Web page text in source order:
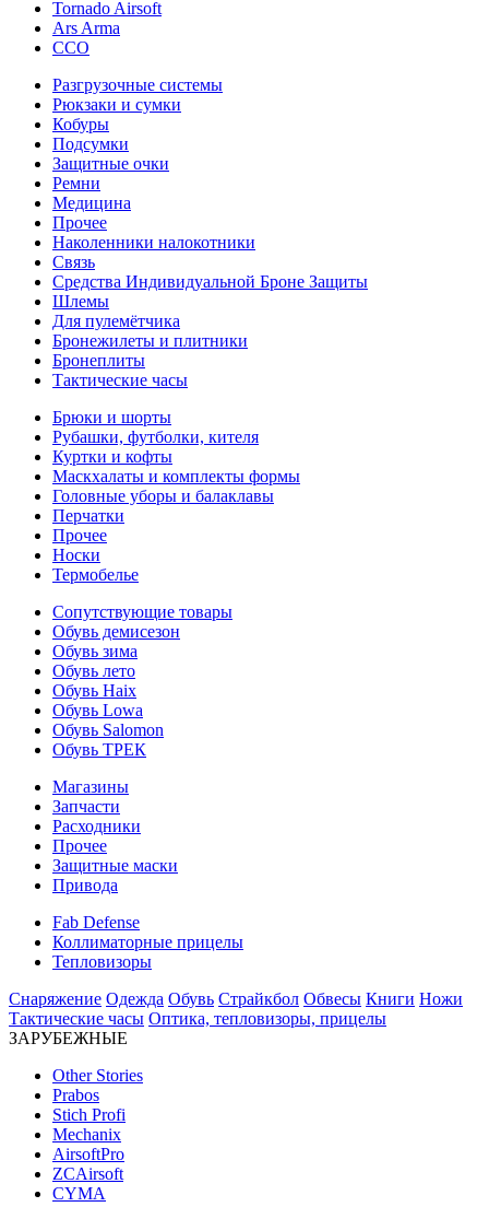
Tornado Airsoft
Ars Arma
ССО
Разгрузочные системы
Рюкзаки и сумки
Кобуры
Подсумки
Защитные очки
Ремни
Медицина
Прочее
Наколенники налокотники
Связь
Средства Индивидуальной Броне Защиты
Шлемы
Для пулемётчика
Бронежилеты и плитники
Бронеплиты
Тактические часы
Брюки и шорты
Рубашки, футболки, кителя
Куртки и кофты
Маскхалаты и комплекты формы
Головные уборы и балаклавы
Перчатки
Прочее
Носки
Термобелье
Сопутствующие товары
Обувь демисезон
Обувь зима
Обувь лето
Обувь Haix
Обувь Lowa
Обувь Salomon
Обувь ТРЕК
Магазины
Запчасти
Расходники
Прочее
Защитные маски
Привода
Fab Defense
Коллиматорные прицелы
Тепловизоры
Снаряжение Одежда Обувь Страйкбол Обвесы Книги Ножи
Тактические часы Оптика, тепловизоры, прицелы
ЗАРУБЕЖНЫЕ
Other Stories
Prabos
Stich Profi
Mechanix
AirsoftPro
ZCAirsoft
CYMA